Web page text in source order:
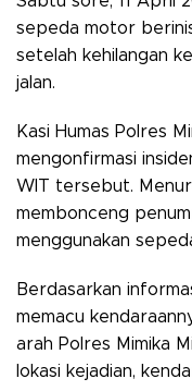
sepeda motor
setelah kehilangan
jalan.
Kasi Humas Polres
mengonfirmasi
WIT tersebut.
membonceng
menggunakan
Berdasarkan
memacu
arah Polres Mimika
lokasi kejadian,